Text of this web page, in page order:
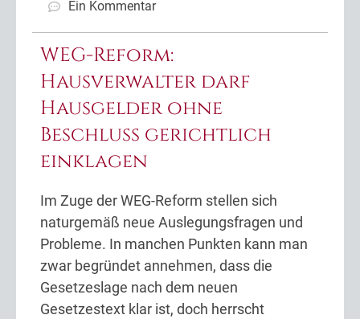
Ein Kommentar
WEG-Reform:
Hausverwalter darf
Hausgelder ohne
Beschluss gerichtlich
einklagen
Im Zuge der WEG-Reform stellen sich
naturgemäß neue Auslegungsfragen und
Probleme. In manchen Punkten kann man
zwar begründet annehmen, dass die
Gesetzeslage nach dem neuen
Gesetzestext klar ist, doch herrscht